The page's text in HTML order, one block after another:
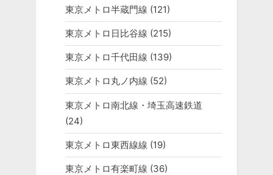
東京メトロ半蔵門線 (121)
東京メトロ日比谷線 (215)
東京メトロ千代田線 (139)
東京メトロ丸ノ内線 (52)
東京メトロ南北線・埼玉高速鉄道
(24)
東京メトロ東西線線 (19)
東京メトロ有楽町線 (36)